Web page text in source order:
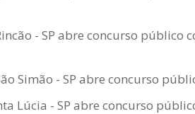
- SP abre concurso público
Simão - SP abre concurso
Lúcia - SP abre concurso